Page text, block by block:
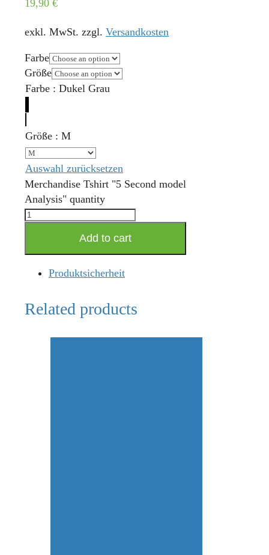
19,90 €
exkl. MwSt. zzgl. Versandkosten
Farbe
Größe
Farbe : Dukel Grau
Größe : M
Auswahl zurücksetzen
Merchandise Tshirt "5 Second model
Analysis" quantity
Add to cart
Produktsicherheit
Related products